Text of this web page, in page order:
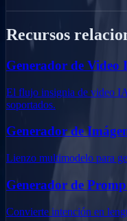
Recursos
Generador de Video
El flujo insignia de video
soportados.
Generador de
Lienzo multimodelo para
Generador de
Convierte intención en